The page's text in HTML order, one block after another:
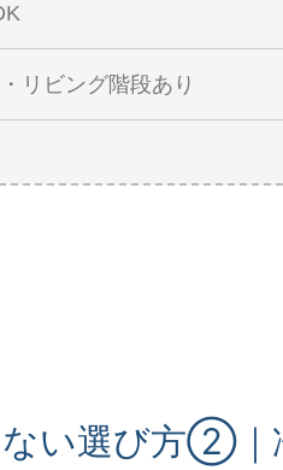
リビング階段あり
い選び方②｜